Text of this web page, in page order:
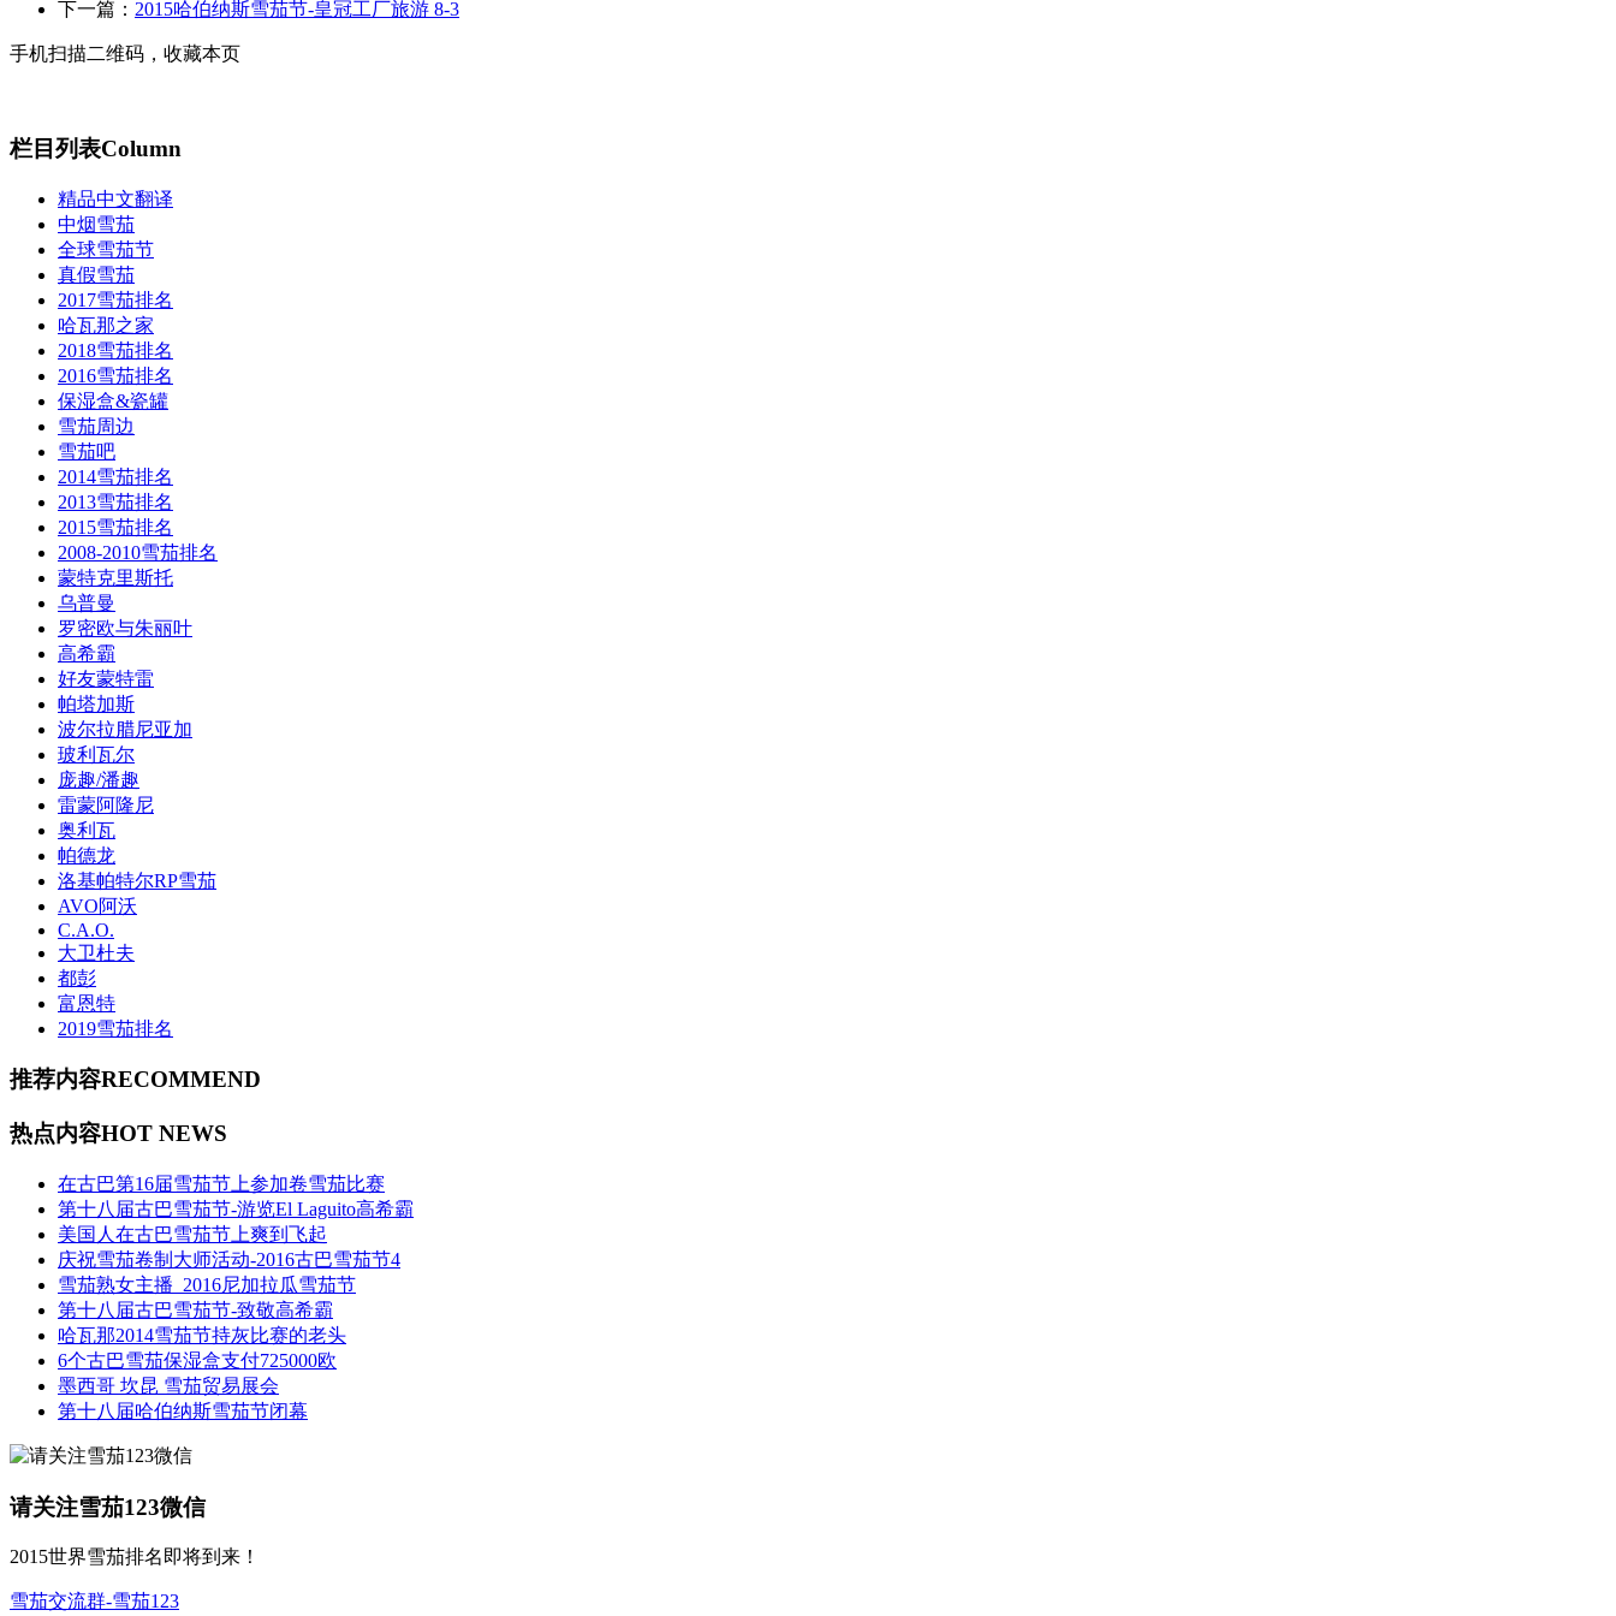
下一篇： 2015哈伯纳斯雪茄节-皇冠工厂旅游 8-3
手机扫描二维码，收藏本页
栏目列表Column
精品中文翻译
中烟雪茄
全球雪茄节
真假雪茄
2017雪茄排名
哈瓦那之家
2018雪茄排名
2016雪茄排名
保湿盒&瓷罐
雪茄周边
雪茄吧
2014雪茄排名
2013雪茄排名
2015雪茄排名
2008-2010雪茄排名
蒙特克里斯托
乌普曼
罗密欧与朱丽叶
高希霸
好友蒙特雷
帕塔加斯
波尔拉腊尼亚加
玻利瓦尔
庞趣/潘趣
雷蒙阿隆尼
奥利瓦
帕德龙
洛基帕特尔RP雪茄
AVO阿沃
C.A.O.
大卫杜夫
都彭
富恩特
2019雪茄排名
推荐内容RECOMMEND
热点内容HOT NEWS
在古巴第16届雪茄节上参加卷雪茄比赛
第十八届古巴雪茄节-游览El Laguito高希霸
美国人在古巴雪茄节上爽到飞起
庆祝雪茄卷制大师活动-2016古巴雪茄节4
雪茄熟女主播_2016尼加拉瓜雪茄节
第十八届古巴雪茄节-致敬高希霸
哈瓦那2014雪茄节持灰比赛的老头
6个古巴雪茄保湿盒支付725000欧
墨西哥 坎昆 雪茄贸易展会
第十八届哈伯纳斯雪茄节闭幕
请关注雪茄123微信
2015世界雪茄排名即将到来！
雪茄交流群-雪茄123